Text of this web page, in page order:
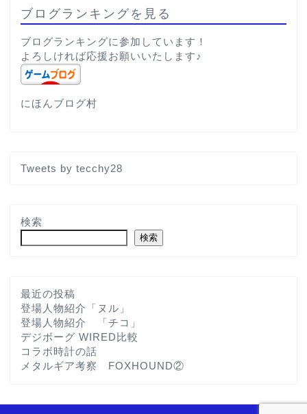
ブログランキングを見る
ブログランキングに参加しています！
よろしければ応援お願いいたします♪
にほんブログ村
Tweets by tecchy28
検索
検索
最近の投稿
登場人物紹介「ヌル」
登場人物紹介 「チコ」
デジボーグ WIRED比較
コラボ時計の話
メタルギア考察 FOXHOUND②